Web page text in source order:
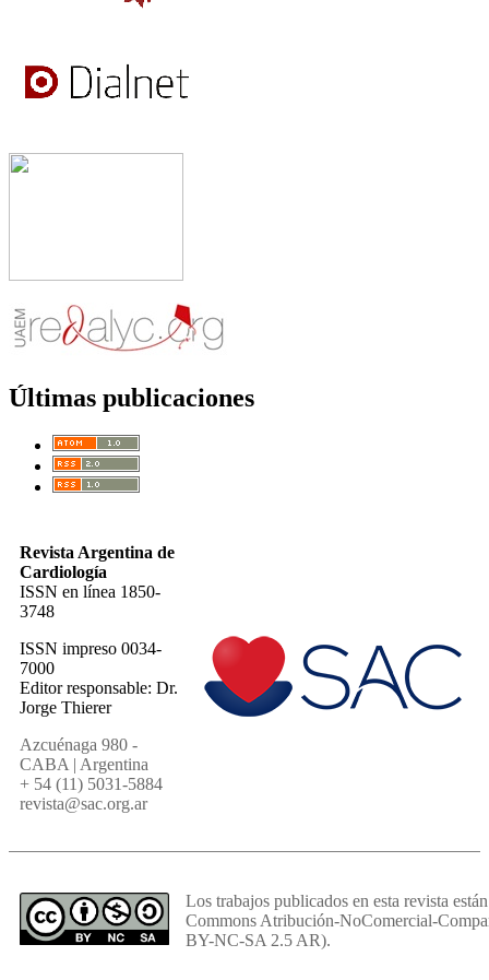
Últimas publicaciones
Revista Argentina de
Cardiología
ISSN en línea 1850-
3748
ISSN impreso 0034-
7000
Editor responsable: Dr.
Jorge Thierer
Azcuénaga 980 -
CABA | Argentina
+ 54 (11) 5031-5884
revista@sac.org.ar
Los trabajos publicados en esta revista
Commons Atribución-NoComercial-
BY-NC-SA 2.5 AR).